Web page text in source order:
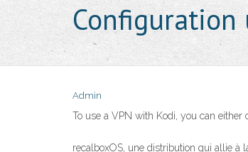
Admin
To use a VPN with Kodi, you can
recalboxOS, une distribution qui allie à